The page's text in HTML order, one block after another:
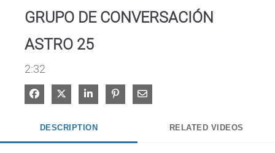
GRUPO DE CONVERSACIÓN
ASTRO 25
2:32
Share on Facebook
Share on XShare on LinkedIn
Pin on Pinterest
Share via Email
DESCRIPTION RELATED VIDEOS